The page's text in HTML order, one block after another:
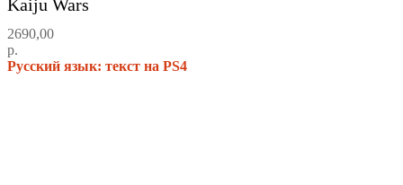
Kaiju Wars
2690,00
р.
Русский язык: текст на PS4